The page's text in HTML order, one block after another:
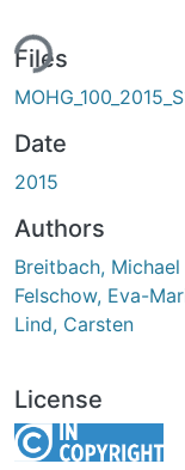
Files
Date
2015
Authors
Breitbach, Michael
Felschow, Eva-
Lind, Carsten
License